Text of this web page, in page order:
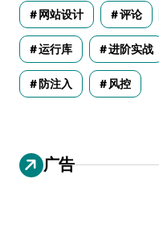
网站设计 评论
运行库 进阶实战
防注入 风控
广告